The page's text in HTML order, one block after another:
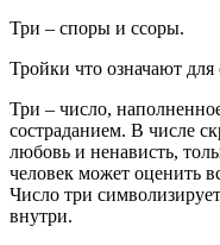
Три – споры и ссоры.
Тройки что означают для
Три – число,
состраданием. В числе
любовь и ненависть,
человек может оценить
Число три
внутри.